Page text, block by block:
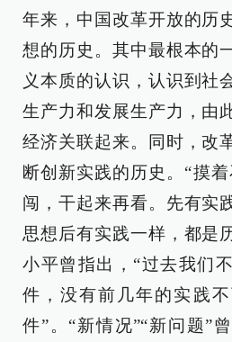
年来，中国改革开放的历
想的历史。其中最根本的
义本质的认识，认识到社
生产力和发展生产力，由
经济关联起来。同时，改
断创新实践的历史。“摸
闯，干起来再看。先有实
思想后有实践一样，都是
小平曾指出，“过去我们
件，没有前几年的实践
件”。“新情况”“新问题”